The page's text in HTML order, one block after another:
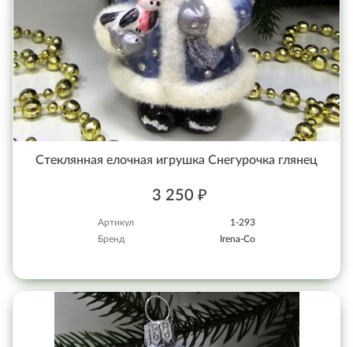
Стеклянная елочная игрушка Снегурочка глянец
3 250 ₽
Артикул
1-293
Бренд
Irena-Co